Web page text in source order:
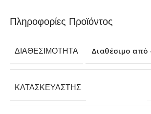
Πληροφορίες Προϊόντος
ΔΙΑΘΕΣΙΜΌΤΗΤΑ Διαθέσιμο από
ΚΑΤΑΣΚΕΥΑΣΤΉΣ